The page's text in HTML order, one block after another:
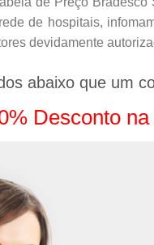
de hospitais,
devidamente
abaixo que um
Desconto